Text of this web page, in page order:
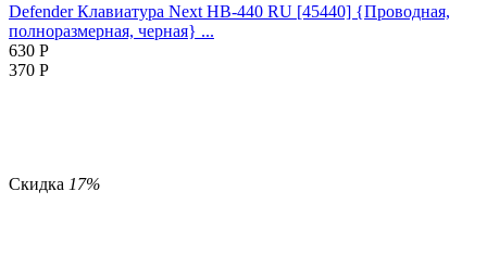
Defender Клавиатура Next HB-440 RU [45440] {Проводная,
полноразмерная, черная} ...
630 Р
370 Р
Скидка 17%